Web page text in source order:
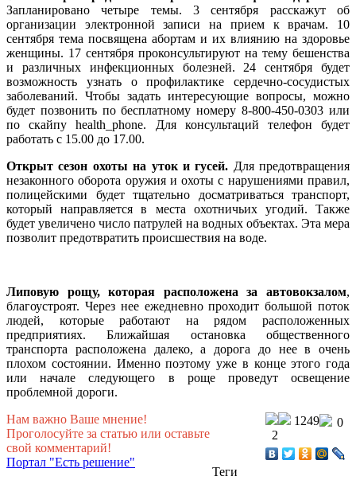
Запланировано четыре темы. 3 сентября расскажут об
организации электронной записи на прием к врачам. 10
сентября тема посвящена абортам и их влиянию на здоровье
женщины. 17 сентября проконсультируют на тему бешенства
и различных инфекционных болезней. 24 сентября будет
возможность узнать о профилактике сердечно-сосудистых
заболеваний. Чтобы задать интересующие вопросы, можно
будет позвонить по бесплатному номеру 8-800-450-0303 или
по скайпу health_phone. Для консультаций телефон будет
работать с 15.00 до 17.00.
Открыт сезон охоты на уток и гусей. Для предотвращения
незаконного оборота оружия и охоты с нарушениями правил,
полицейскими будет тщательно досматриваться транспорт,
который направляется в места охотничьих угодий. Также
будет увеличено число патрулей на водных объектах. Эта мера
позволит предотвратить происшествия на воде.
Липовую рощу, которая расположена за автовокзалом,
благоустроят. Через нее ежедневно проходит большой поток
людей, которые работают на рядом расположенных
предприятиях. Ближайшая остановка общественного
транспорта расположена далеко, а дорога до нее в очень
плохом состоянии. Именно поэтому уже в конце этого года
или начале следующего в роще проведут освещение
проблемной дороги.
Нам важно Ваше мнение!
Проголосуйте за статью или оставьте
свой комментарий!
Портал "Есть решение"
0
1249
2
Теги